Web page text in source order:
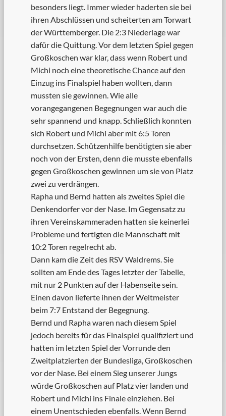
besonders liegt. Immer wieder haderten sie bei
ihren Abschlüssen und scheiterten am Torwart
der Württemberger. Die 2:3 Niederlage war
dafür die Quittung. Vor dem letzten Spiel gegen
Großkoschen war klar, dass wenn Robert und
Michi noch eine theoretische Chance auf den
Einzug ins Finalspiel haben wollten, dann
mussten sie gewinnen. Wie alle
vorangegangenen Begegnungen war auch die
sehr spannend und knapp. Schließlich konnten
sich Robert und Michi aber mit 6:5 Toren
durchsetzen. Schützenhilfe benötigten sie aber
noch von der Ersten, denn die musste ebenfalls
gegen Großkoschen gewinnen um sie von Platz
zwei zu verdrängen.
Rapha und Bernd hatten als zweites Spiel die
Denkendorfer vor der Nase. Im Gegensatz zu
ihren Vereinskammeraden hatten sie keinerlei
Probleme und fertigten die Mannschaft mit
10:2 Toren regelrecht ab.
Dann kam die Zeit des RSV Waldrems. Sie
sollten am Ende des Tages letzter der Tabelle,
mit nur 2 Punkten auf der Habenseite sein.
Einen davon lieferte ihnen der Weltmeister
beim 7:7 Entstand der Begegnung.
Bernd und Rapha waren nach diesem Spiel
jedoch bereits für das Finalspiel qualifiziert und
hatten im letzten Spiel der Vorrunde den
Zweitplatzierten der Bundesliga, Großkoschen
vor der Nase. Bei einem Sieg unserer Jungs
würde Großkoschen auf Platz vier landen und
Robert und Michi ins Finale einziehen. Bei
einem Unentschieden ebenfalls. Wenn Bernd